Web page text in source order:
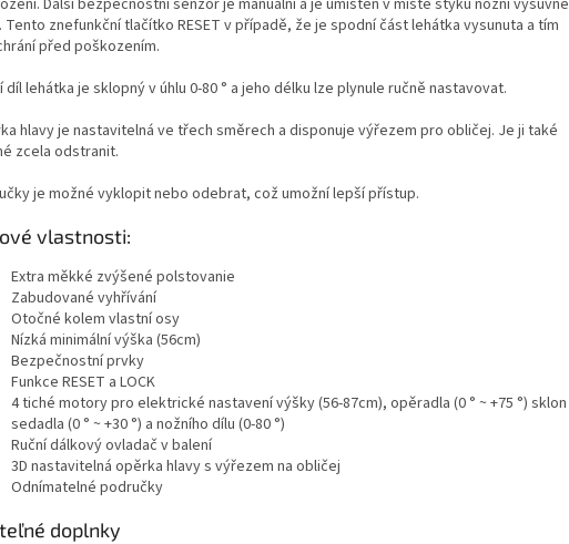
Tento znefunkční tlačítko RESET v případě, že je spodní část lehátka vysunuta a tím
před poškozením.
díl lehátka je sklopný v úhlu 0-80 ° a jeho délku lze plynule ručně nastavovat.
hlavy je nastavitelná ve třech směrech a disponuje výřezem pro obličej. Je ji také
zcela odstranit.
je možné vyklopit nebo odebrat, což umožní lepší přístup.
vlastnosti:
Extra měkké zvýšené polstovanie
Zabudované vyhřívání
Otočné kolem vlastní osy
Nízká minimální výška (56cm)
Bezpečnostní prvky
Funkce RESET a LOCK
4 tiché motory pro elektrické nastavení výšky (56-87cm), opěradla (0 ° ~ +75 °) sklon
sedadla (0 ° ~ +30 °) a nožního dílu (0-80 °)
Ruční dálkový ovladač v balení
3D nastavitelná opěrka hlavy s výřezem na obličej
Odnímatelné područky
doplnky